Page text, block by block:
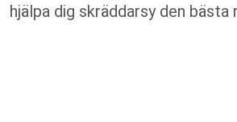
hjälpa dig skräddarsy den bästa